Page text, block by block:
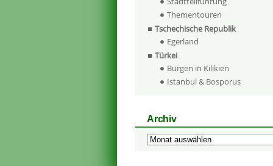
Thementouren
Tschechische Republik
Egerland
Türkei
Burgen in Kilikien
Istanbul & Bosporus
Archiv
Archiv